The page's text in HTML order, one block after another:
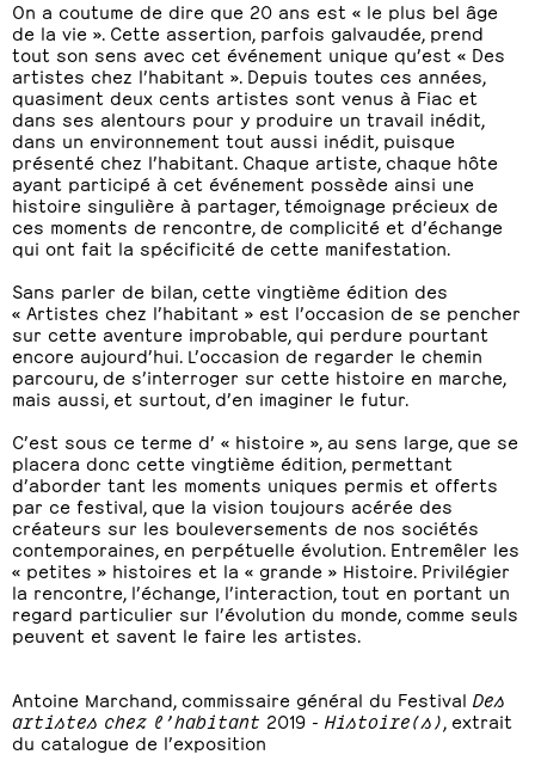
On a coutume de dire que 20 ans est « le plus bel âge
de la vie ». Cette assertion, parfois galvaudée, prend
tout son sens avec cet événement unique qu’est « Des
artistes chez l’habitant ». Depuis toutes ces années,
quasiment deux cents artistes sont venus à Fiac et
dans ses alentours pour y produire un travail inédit,
dans un environnement tout aussi inédit, puisque
présenté chez l’habitant. Chaque artiste, chaque hôte
ayant participé à cet événement possède ainsi une
histoire singulière à partager, témoignage précieux de
ces moments de rencontre, de complicité et d’échange
qui ont fait la spécificité de cette manifestation.
Sans parler de bilan, cette vingtième édition des
« Artistes chez l’habitant » est l’occasion de se pencher
sur cette aventure improbable, qui perdure pourtant
encore aujourd’hui. L’occasion de regarder le chemin
parcouru, de s’interroger sur cette histoire en marche,
mais aussi, et surtout, d’en imaginer le futur.
C’est sous ce terme d’ « histoire », au sens large, que se
placera donc cette vingtième édition, permettant
d’aborder tant les moments uniques permis et offerts
par ce festival, que la vision toujours acérée des
créateurs sur les bouleversements de nos sociétés
contemporaines, en perpétuelle évolution. Entremêler les
« petites » histoires et la « grande » Histoire. Privilégier
la rencontre, l’échange, l’interaction, tout en portant un
regard particulier sur l’évolution du monde, comme seuls
peuvent et savent le faire les artistes.
Antoine Marchand, commissaire général du Festival Des
artistes chez l’habitant 2019 - Histoire(s) , extrait
du catalogue de l’exposition